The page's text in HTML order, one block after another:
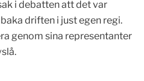
i debatten att det var
driften i just egen regi.
genom sina representanter